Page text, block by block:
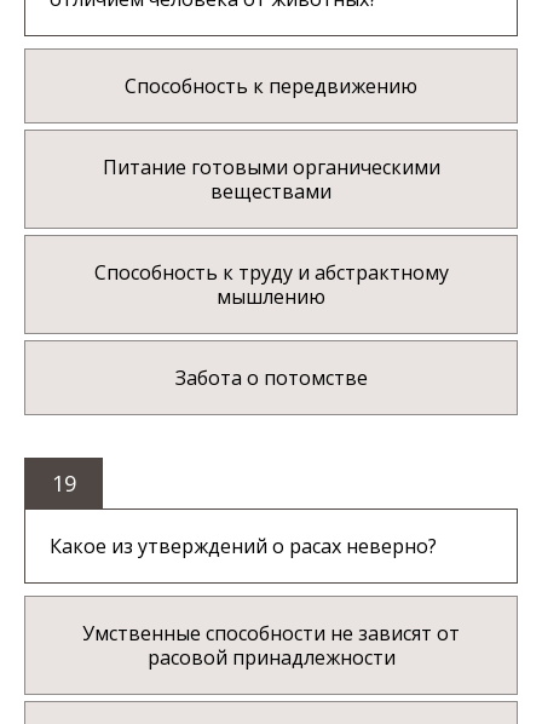
Способность к передвижению
Питание готовыми органическими
веществами
Способность к труду и абстрактному
мышлению
Забота о потомстве
19
Какое из утверждений о расах неверно?
Умственные способности не зависят от
расовой принадлежности